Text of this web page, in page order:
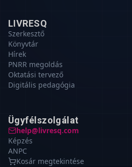
LIVRESQ
Szerkesztő
Könyvtár
Hírek
PNRR megoldás
Oktatási tervező
Digitális pedagógia
Ügyfélszolgálat
help@livresq.com
Képzés
ANPC
Kosár megtekintése